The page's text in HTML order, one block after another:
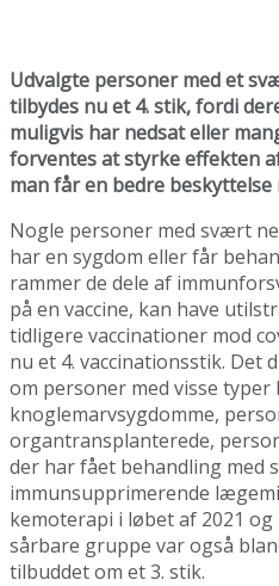
Udvalgte personer med et
tilbydes nu et 4. stik, fordi
muligvis har nedsat eller
forventes at styrke effekten
man får en bedre beskyttelse
Nogle personer med svært
har en sygdom eller får
rammer de dele af
på en vaccine, kan have
tidligere vaccinationer mod
nu et 4. vaccinationsstik.
om personer med visse typer
knoglemarvsygdomme,
organtransplanterede,
der har fået behandling med
immunsupprimerende
kemoterapi i løbet af 2021
sårbare gruppe var også
tilbuddet om et 3. stik.